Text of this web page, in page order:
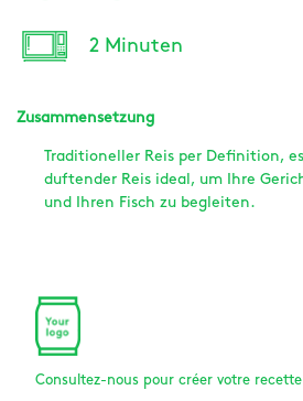
2 Minuten
Zusammensetzung
Traditioneller Reis per Definition,
duftender Reis ideal, um Ihre
und Ihren Fisch zu begleiten.
Consultez-nous pour créer votre